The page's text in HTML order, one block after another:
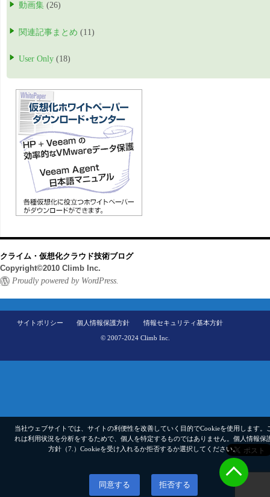
動画集 (26)
関連記事まとめ (11)
User Only (18)
クライム・仮想化クラウド技術ブログ
Copyright©2010 Climb Inc.
Proudly powered by WordPress.
サイトポリシー 個人情報保護方針 情報セキュリティ基本方針
© 2007-2024 Climb Inc.
当社ウェブサイトでは、サイトの利便性を改善していく目的でCookieを使用します。
れは利用状況を分析をするためで、個人を特定するものではありません。 個人情報保
方針（7.） Cookieを受け入れるか拒否するか選択してください。
同意する 拒否する